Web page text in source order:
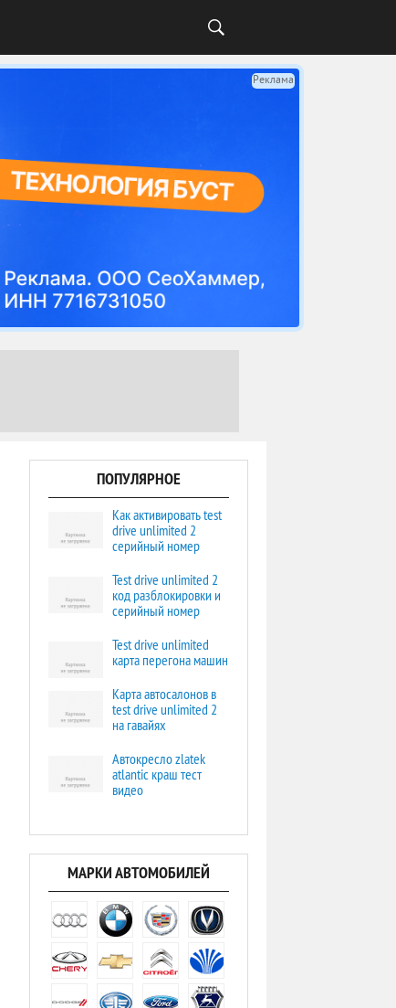
Реклама
ПОПУЛЯРНОЕ
Как активировать test
drive unlimited 2
серийный номер
Test drive unlimited 2
код разблокировки и
серийный номер
Test drive unlimited
карта перегона машин
Карта автосалонов в
test drive unlimited 2
на гавайях
Автокресло zlatek
atlantic краш тест
видео
МАРКИ АВТОМОБИЛЕЙ